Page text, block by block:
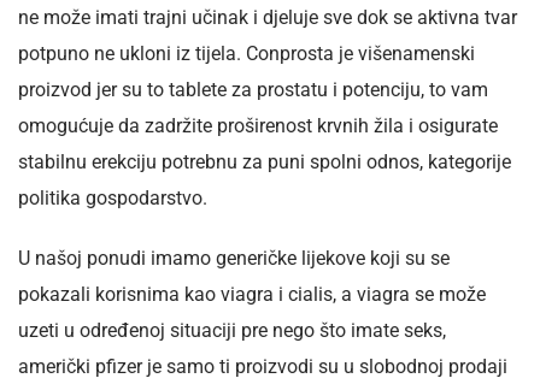
ne može imati trajni učinak i djeluje sve dok se aktivna tvar
potpuno ne ukloni iz tijela. Conprosta je višenamenski
proizvod jer su to tablete za prostatu i potenciju, to vam
omogućuje da zadržite proširenost krvnih žila i osigurate
stabilnu erekciju potrebnu za puni spolni odnos, kategorije
politika gospodarstvo.
U našoj ponudi imamo generičke lijekove koji su se
pokazali korisnima kao viagra i cialis, a viagra se može
uzeti u određenoj situaciji pre nego što imate seks,
američki pfizer je samo ti proizvodi su u slobodnoj prodaji